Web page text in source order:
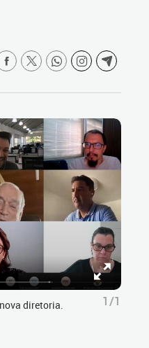
diretoria. 1/1